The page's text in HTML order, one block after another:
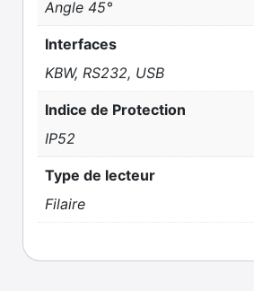
Angle 45°
Interfaces
KBW, RS232, USB
Indice de Protection
IP52
Type de lecteur
Filaire